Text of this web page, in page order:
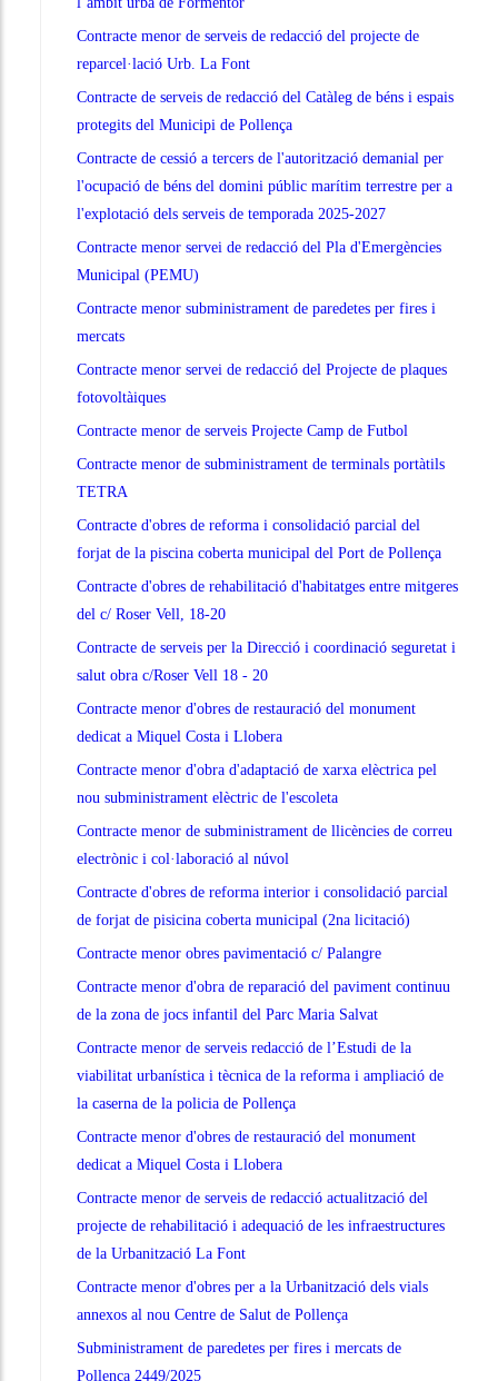
Contracte menor de serveis de redacció del projecte de
reparcel·lació Urb. La Font
Contracte de serveis de redacció del Catàleg de béns i espais
protegits del Municipi de Pollença
Contracte de cessió a tercers de l'autorització demanial per
l'ocupació de béns del domini públic marítim terrestre per a
l'explotació dels serveis de temporada 2025-2027
Contracte menor servei de redacció del Pla d'Emergències
Municipal (PEMU)
Contracte menor subministrament de paredetes per fires i
mercats
Contracte menor servei de redacció del Projecte de plaques
fotovoltàiques
Contracte menor de serveis Projecte Camp de Futbol
Contracte menor de subministrament de terminals portàtils
TETRA
Contracte d'obres de reforma i consolidació parcial del
forjat de la piscina coberta municipal del Port de Pollença
Contracte d'obres de rehabilitació d'habitatges entre mitgeres
del c/ Roser Vell, 18-20
Contracte de serveis per la Direcció i coordinació seguretat i
salut obra c/Roser Vell 18 - 20
Contracte menor d'obres de restauració del monument
dedicat a Miquel Costa i Llobera
Contracte menor d'obra d'adaptació de xarxa elèctrica pel
nou subministrament elèctric de l'escoleta
Contracte menor de subministrament de llicències de correu
electrònic i col·laboració al núvol
Contracte d'obres de reforma interior i consolidació parcial
de forjat de pisicina coberta municipal (2na licitació)
Contracte menor obres pavimentació c/ Palangre
Contracte menor d'obra de reparació del paviment continuu
de la zona de jocs infantil del Parc Maria Salvat
Contracte menor de serveis redacció de l’Estudi de la
viabilitat urbanística i tècnica de la reforma i ampliació de
la caserna de la policia de Pollença
Contracte menor d'obres de restauració del monument
dedicat a Miquel Costa i Llobera
Contracte menor de serveis de redacció actualització del
projecte de rehabilitació i adequació de les infraestructures
de la Urbanització La Font
Contracte menor d'obres per a la Urbanització dels vials
annexos al nou Centre de Salut de Pollença
Subministrament de paredetes per fires i mercats de
Pollença 2449/2025